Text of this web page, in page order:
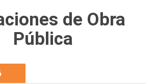
de Obra
Pública